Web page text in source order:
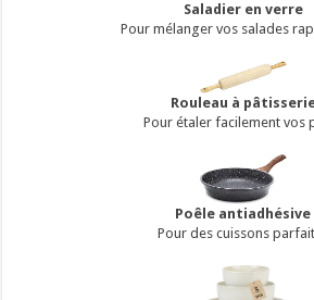
Saladier en verre
Pour mélanger vos salades
Rouleau à
Pour étaler facilement vos
Poêle antiadhésive
Pour des cuissons